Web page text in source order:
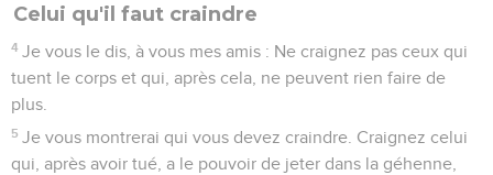
Celui qu'il faut craindre
4 Je vous le dis, à vous mes amis : Ne craignez pas ceux qui
tuent le corps et qui, après cela, ne peuvent rien faire de
plus.
5 Je vous montrerai qui vous devez craindre. Craignez celui
qui, après avoir tué, a le pouvoir de jeter dans la géhenne,